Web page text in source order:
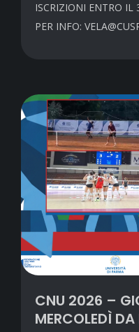
ISCRIZIONI ENTRO
PER INFO:
CNU 2026 –
MERCOLEDÌ